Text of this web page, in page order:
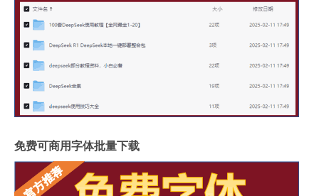
免费可商用字体批量下载